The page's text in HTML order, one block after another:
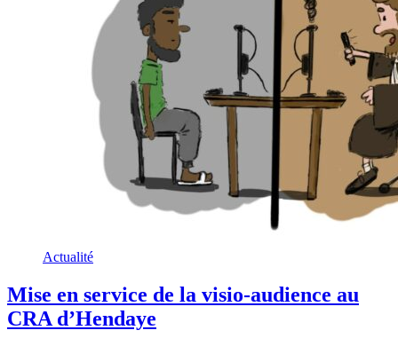
Actualité
Mise en service de la visio-audience au
CRA d’Hendaye